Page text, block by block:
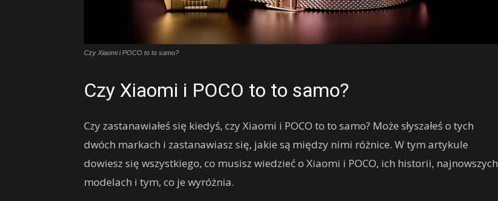
Czy Xiaomi i POCO to to samo?
Czy Xiaomi i POCO to to samo?
Czy zastanawiałeś się kiedyś, czy Xiaomi i POCO to to samo? Może słyszałeś o tych
dwóch markach i zastanawiasz się, jakie są między nimi różnice. W tym artykule
dowiesz się wszystkiego, co musisz wiedzieć o Xiaomi i POCO, ich historii, najnowszych
modelach i tym, co je wyróżnia.